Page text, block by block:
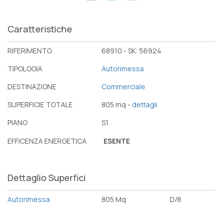
Caratteristiche
RIFERIMENTO
68910 - SK: 56924
TIPOLOGIA
Autorimessa
DESTINAZIONE
Commerciale
SUPERFICIE TOTALE
805 mq - dettagli
PIANO
S1
EFFICENZA ENERGETICA
ESENTE
Dettaglio Superfici
Autorimessa 805 Mq D/8